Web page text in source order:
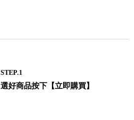
STEP.1
選好商品按下【立即購買】